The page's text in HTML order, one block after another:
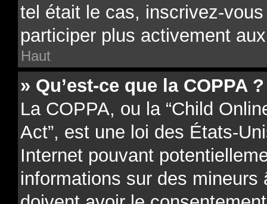
tel était le cas, inscrivez-
participer plus activement
Haut
» Qu’est-ce que la COPPA ?
La COPPA, ou la “Child
Act”, est une loi des États-
Internet pouvant
informations sur des